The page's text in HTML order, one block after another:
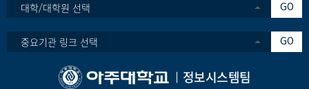
대학/대학원 선택 GO
중요기관 링크 선택 GO
정보시스템팀